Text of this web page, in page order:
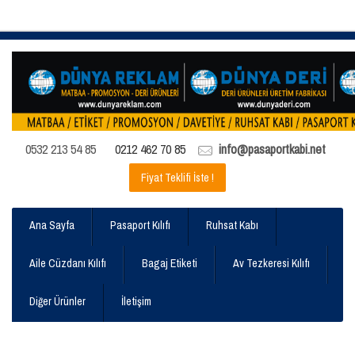
0532 213 54 85 0212 462 70 85 info@pasaportkabi.net
Fiyat Teklifi İste !
Ana Sayfa Pasaport Kılıfı Ruhsat Kabı
Aile Cüzdanı Kılıfı Bagaj Etiketi Av Tezkeresi Kılıfı
Diğer Ürünler İletişim